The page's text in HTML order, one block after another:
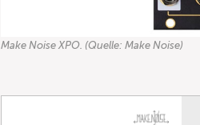
Make Noise XPO. (Quelle: Make Noise)